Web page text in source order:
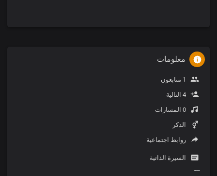
معلومات
الذكر
روابط اجتماعية
السيرة الذاتية
---